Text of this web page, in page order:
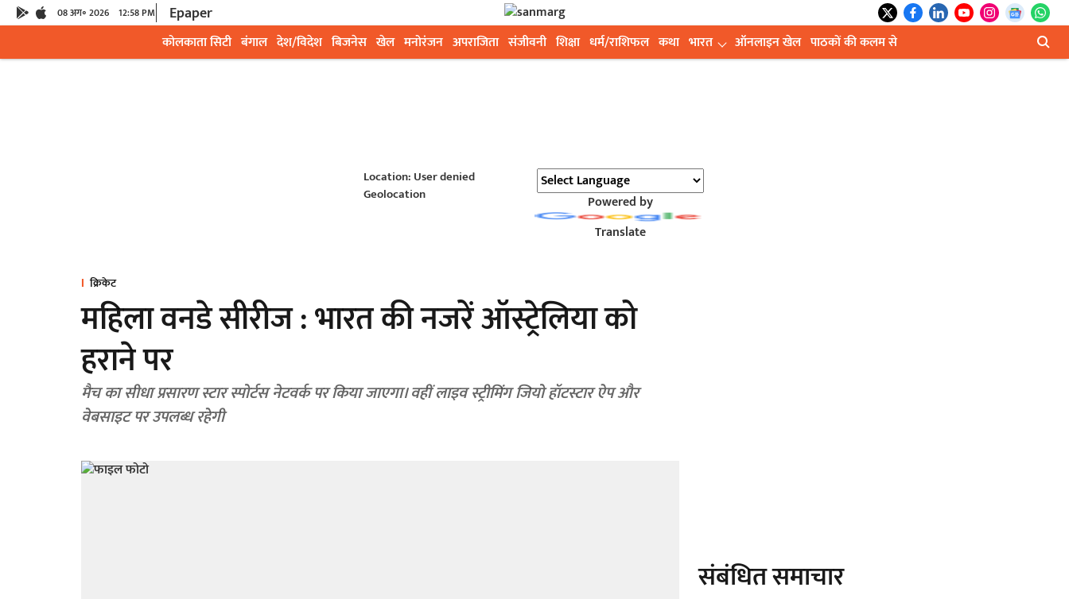
08 अग॰ 2026 12:58 PM Epaper
कोलकाता सिटी बंगाल देश/विदेश बिजनेस खेल मनोरंजन अपराजिता संजीवनी शिक्षा धर्म/राशिफल कथा भारत ऑनलाइन खेल पाठकों की कलम से
Location: User denied
Geolocation
Powered by
Translate
क्रिकेट
महिला वनडे सीरीज : भारत की नजरें ऑस्ट्रेलिया को
हराने पर
मैच का सीधा प्रसारण स्टार स्पोर्टस नेटवर्क पर किया जाएगा। वहीं लाइव स्ट्रीमिंग जियो हॉटस्टार ऐप और
वेबसाइट पर उपलब्ध रहेगी
संबंधित समाचार